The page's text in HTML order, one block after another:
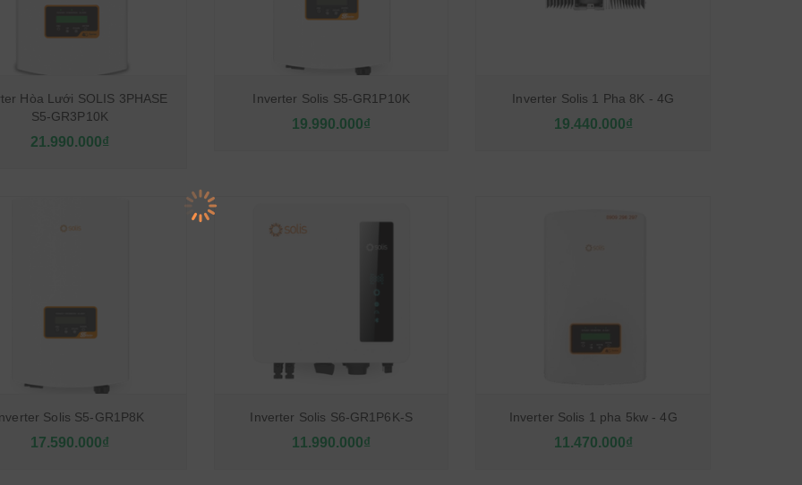
Hòa Lưới SOLIS 3PHASE
S5-GR3P10K
21.990.000₫
Inverter Solis S5-GR1P10K
19.990.000₫
Inverter Solis 1 Pha 8K - 4G
19.440.000₫
Solis S5-GR1P8K
17.590.000₫
Inverter Solis S6-GR1P6K-S
11.990.000₫
Inverter Solis 1 pha 5kw - 4G
11.470.000₫